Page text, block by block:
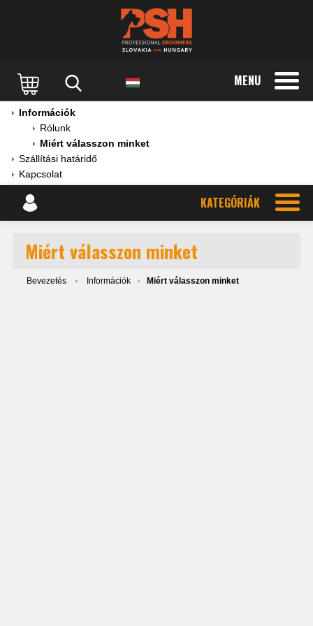
MENU
Információk
Rólunk
Miért válasszon minket
Szállítási határidő
Kapcsolat
KATEGÓRIÁK
Miért válasszon minket
Bevezetés Információk Miért válasszon minket